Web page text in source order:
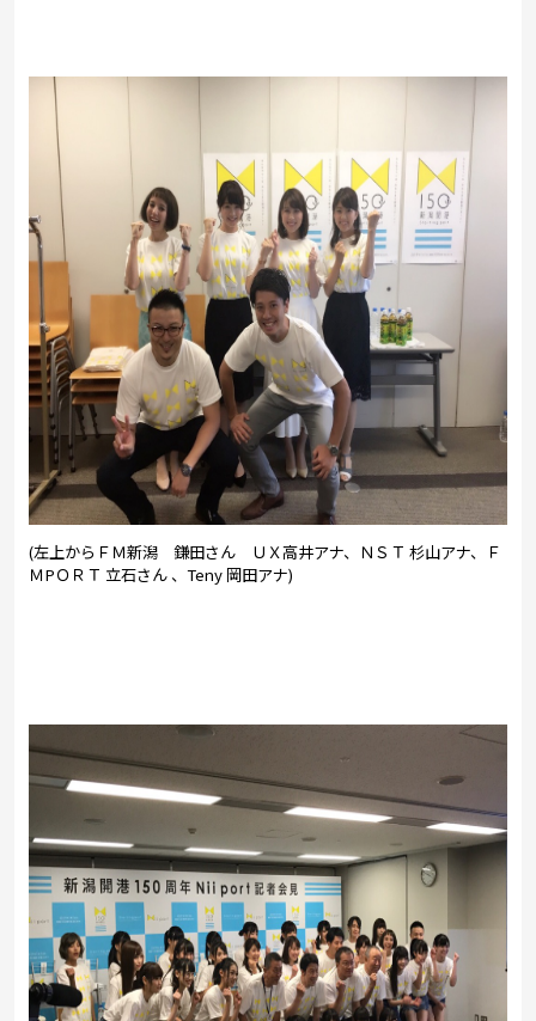
(左上からＦＭ新潟 鎌田さん ＵＸ高井アナ、ＮＳＴ 杉山アナ、Ｆ
ＭPＯＲＴ 立石さん 、Teny 岡田アナ)